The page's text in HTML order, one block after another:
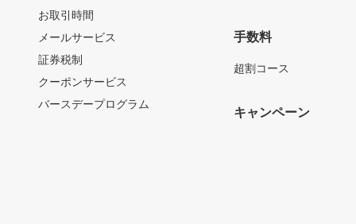
お取引時間
メールサービス
証券税制
クーポンサービス
バースデープログラム
手数料
超割コース
キャンペーン